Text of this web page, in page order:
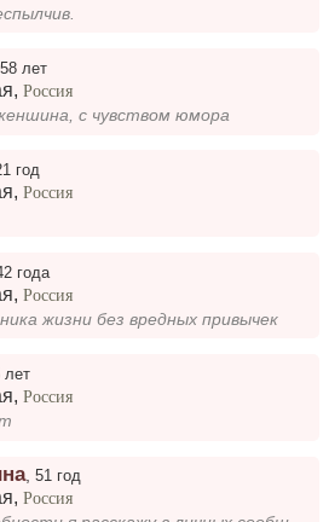
,58 лет
,Россия
с чувством юмора
год
,Россия
года
,Россия
жизни без вредных привычек
лет
,Россия
,51 год
,Россия